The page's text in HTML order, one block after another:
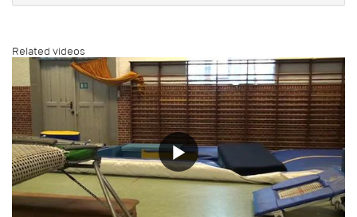
Related videos